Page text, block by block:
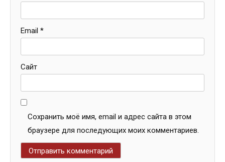
Email *
Сайт
Сохранить моё имя, email и адрес сайта в этом
браузере для последующих моих комментариев.